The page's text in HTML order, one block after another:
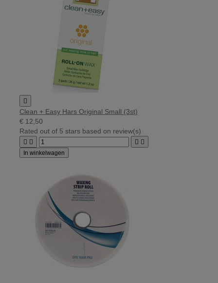

Clean + Easy Hars Original Small (3st)
€ 12,50
Rated out of 5 stars based on review(s)
   
In winkelwagen